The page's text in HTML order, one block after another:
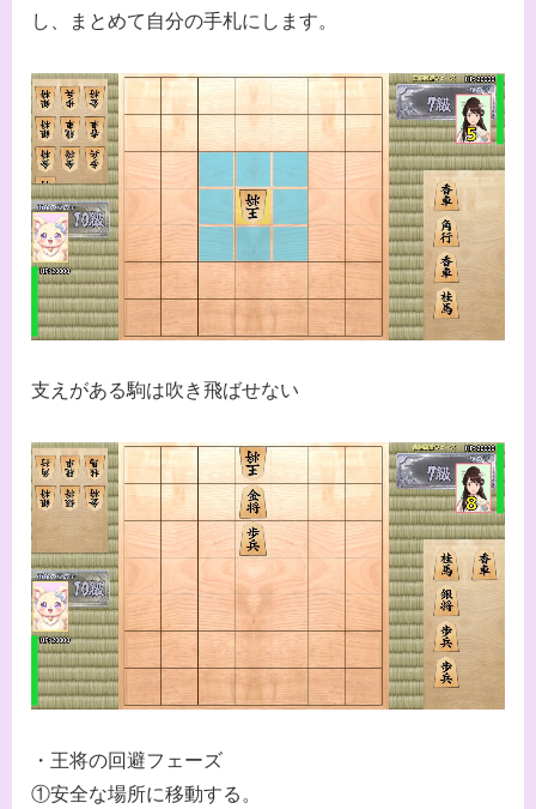
し、まとめて自分の手札にします。
支えがある駒は吹き飛ばせない
・王将の回避フェーズ
①安全な場所に移動する。